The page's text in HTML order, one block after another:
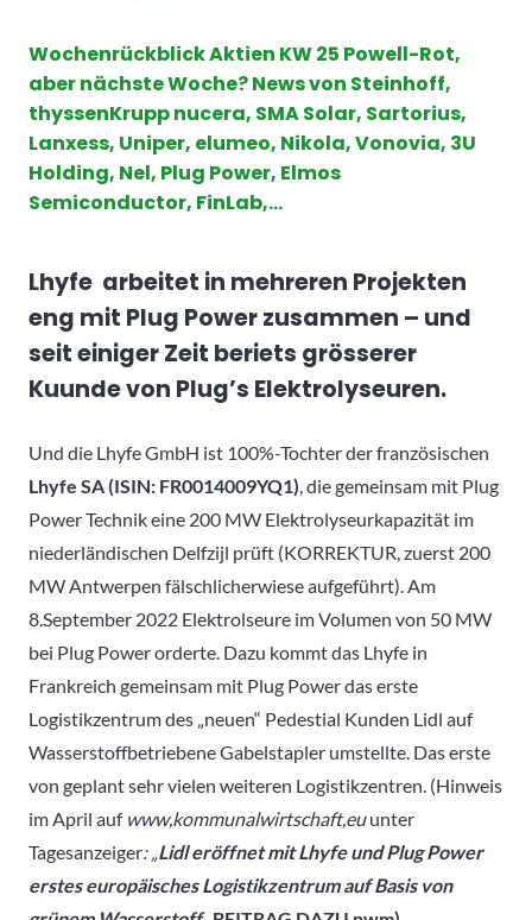
Wochenrückblick Aktien KW 25 Powell-Rot,
aber nächste Woche? News von Steinhoff,
thyssenKrupp nucera, SMA Solar, Sartorius,
Lanxess, Uniper, elumeo, Nikola, Vonovia, 3U
Holding, Nel, Plug Power, Elmos
Semiconductor, FinLab,…
Lhyfe arbeitet in mehreren Projekten
eng mit Plug Power zusammen – und
seit einiger Zeit beriets grösserer
Kuunde von Plug’s Elektrolyseuren.
Und die Lhyfe GmbH ist 100%-Tochter der französischen
Lhyfe SA (ISIN: FR0014009YQ1), die gemeinsam mit Plug
Power Technik eine 200 MW Elektrolyseurkapazität im
niederländischen Delfzijl prüft (KORREKTUR, zuerst 200
MW Antwerpen fälschlicherwiese aufgeführt). Am
8.September 2022 Elektrolseure im Volumen von 50 MW
bei Plug Power orderte. Dazu kommt das Lhyfe in
Frankreich gemeinsam mit Plug Power das erste
Logistikzentrum des „neuen“ Pedestial Kunden Lidl auf
Wasserstoffbetriebene Gabelstapler umstellte. Das erste
von geplant sehr vielen weiteren Logistikzentren. (Hinweis
im April auf www,kommunalwirtschaft,euunter
Tagesanzeiger: „Lidl eröffnet mit Lhyfe und Plug Power
erstes europäisches Logistikzentrum auf Basis von